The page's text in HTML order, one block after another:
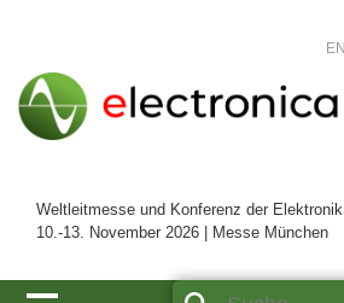
Weltleitmesse und Konferenz der Elektronik
10.-13. November 2026 | Messe München
EN